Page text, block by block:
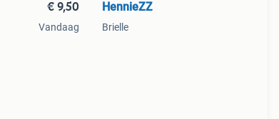
€ 9,50
Vandaag
HennieZZ
Brielle